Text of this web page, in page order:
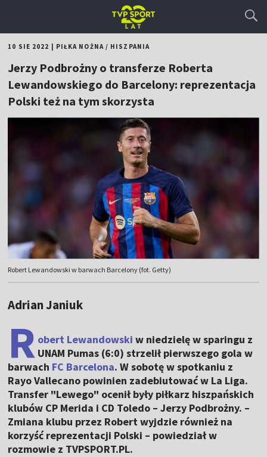
10 SIE 2022 PIŁKA NOŻNA/ HISZPANIA
Jerzy Podbrożny o transferze Roberta
Lewandowskiego do Barcelony: reprezentacja
Polski też na tym skorzysta
Robert Lewandowski w barwach Barcelony (fot. Getty)
Adrian Janiuk
R obert Lewandowski w niedzielę w sparingu z
UNAM Pumas (6:0) strzelił pierwszego gola w
barwach FC Barcelona. W sobotę w spotkaniu z
Rayo Vallecano powinien zadebiutować w La Liga.
Transfer "Lewego" ocenił były piłkarz hiszpańskich
klubów CP Merida i CD Toledo – Jerzy Podbrożny. –
Zmiana klubu przez Robert wyjdzie również na
korzyść reprezentacji Polski – powiedział w
rozmowie z TVPSPORT.PL.